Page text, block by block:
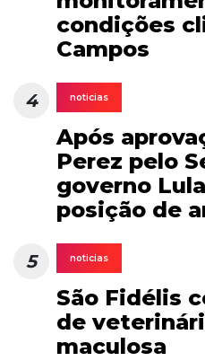
condições
Campos
4 noticias
Após
Perez pelo
governo
posição de
5 noticias
São Fidélis
de
maculosa